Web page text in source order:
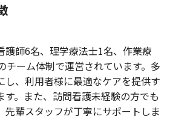
護師6名、理学療法士1名、作業療
チーム体制で運営されています。多
し、利用者様に最適なケアを提供す
す。また、訪問看護未経験の方でも
先輩スタッフが丁寧にサポートしま